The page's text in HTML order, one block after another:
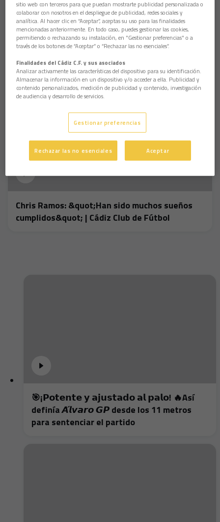
Chris Ramos: &quot;Han sido muchos sueños
cumplidos&quot; | Cádiz Club de Fútbol
🎯¡𝗣𝗼𝘁𝗲𝗻𝘁𝗲 𝘆 𝗮𝗷𝘂𝘀𝘁𝗮𝗱𝗼 𝗮𝗹 𝗽𝗮𝗹𝗼! 🔥Así
definía 𝘼́𝙡𝙫𝙖𝙧𝙤 𝙂𝙋 desde los 11 metros
para sentenciar el partido
sitio web con terceros para que puedan mostrarte publicidad personalizada o
colaborar con nosotros en el despliegue de publicidad, redes sociales y
analítica. Al hacer clic en “Aceptar”, aceptas su uso para las finalidades
mencionadas anteriormente. En todo caso, puedes gestionar las cookies,
permitiendo o rechazando su instalación, en "Gestionar preferencias" o a
través de los botones de “Aceptar” o “Rechazar las no esenciales”.
Finalidades del Cádiz C.F. y sus asociados
Analizar activamente las características del dispositivo para su identificación.
Almacenar la información en un dispositivo y/o acceder a ella. Publicidad y
contenido personalizados, medición de publicidad y contenido, investigación
de audiencia y desarrollo de servicios.
Gestionar preferencias
Rechazar las no esenciales Aceptar